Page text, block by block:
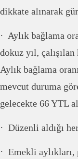
dikkate alınarak
· Aylık bağlama
dokuz yıl,
Aylık bağlama
mevcut duruma
gelecekte 66 YTL
· Düzenli aldığı
· Emekli